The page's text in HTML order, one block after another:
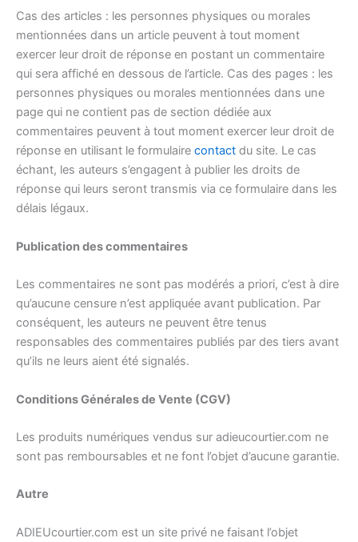
Cas des articles : les personnes physiques ou morales
mentionnées dans un article peuvent à tout moment
exercer leur droit de réponse en postant un commentaire
qui sera affiché en dessous de l’article. Cas des pages : les
personnes physiques ou morales mentionnées dans une
page qui ne contient pas de section dédiée aux
commentaires peuvent à tout moment exercer leur droit de
réponse en utilisant le formulaire contact du site. Le cas
échant, les auteurs s’engagent à publier les droits de
réponse qui leurs seront transmis via ce formulaire dans les
délais légaux.
Publication des commentaires
Les commentaires ne sont pas modérés a priori, c’est à dire
qu’aucune censure n’est appliquée avant publication. Par
conséquent, les auteurs ne peuvent être tenus
responsables des commentaires publiés par des tiers avant
qu’ils ne leurs aient été signalés.
Conditions Générales de Vente (CGV)
Les produits numériques vendus sur adieucourtier.com ne
sont pas remboursables et ne font l’objet d’aucune garantie.
Autre
ADIEUcourtier.com est un site privé ne faisant l’objet